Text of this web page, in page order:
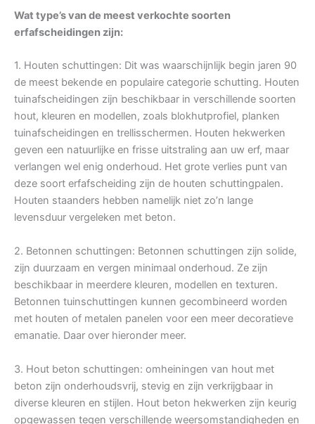
Wat type’s van de meest verkochte soorten
erfafscheidingen zijn:
1. Houten schuttingen: Dit was waarschijnlijk begin jaren 90
de meest bekende en populaire categorie schutting. Houten
tuinafscheidingen zijn beschikbaar in verschillende soorten
hout, kleuren en modellen, zoals blokhutprofiel, planken
tuinafscheidingen en trellisschermen. Houten hekwerken
geven een natuurlijke en frisse uitstraling aan uw erf, maar
verlangen wel enig onderhoud. Het grote verlies punt van
deze soort erfafscheiding zijn de houten schuttingpalen.
Houten staanders hebben namelijk niet zo’n lange
levensduur vergeleken met beton.
2. Betonnen schuttingen: Betonnen schuttingen zijn solide,
zijn duurzaam en vergen minimaal onderhoud. Ze zijn
beschikbaar in meerdere kleuren, modellen en texturen.
Betonnen tuinschuttingen kunnen gecombineerd worden
met houten of metalen panelen voor een meer decoratieve
emanatie. Daar over hieronder meer.
3. Hout beton schuttingen: omheiningen van hout met
beton zijn onderhoudsvrij, stevig en zijn verkrijgbaar in
diverse kleuren en stijlen. Hout beton hekwerken zijn keurig
opgewassen tegen verschillende weersomstandigheden en